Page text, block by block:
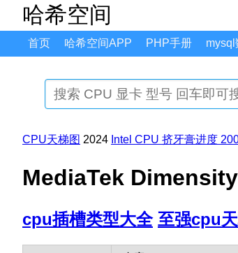
哈希空间
首页 哈希空间APP PHP手册 mysql
CPU天梯图 2024 Intel CPU 挤牙膏进度
MediaTek
cpu插槽类型大全 至强cpu